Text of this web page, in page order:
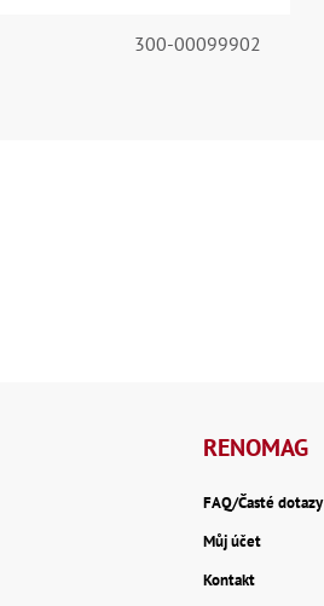
300-00099902
RENOMAG
FAQ/Časté dotazy
Můj účet
Kontakt